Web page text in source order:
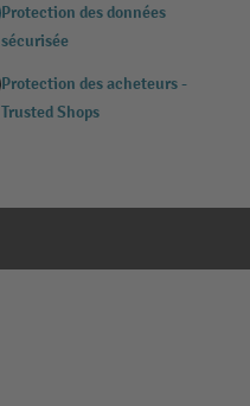
Protection des données
sécurisée
Protection des acheteurs -
Trusted Shops